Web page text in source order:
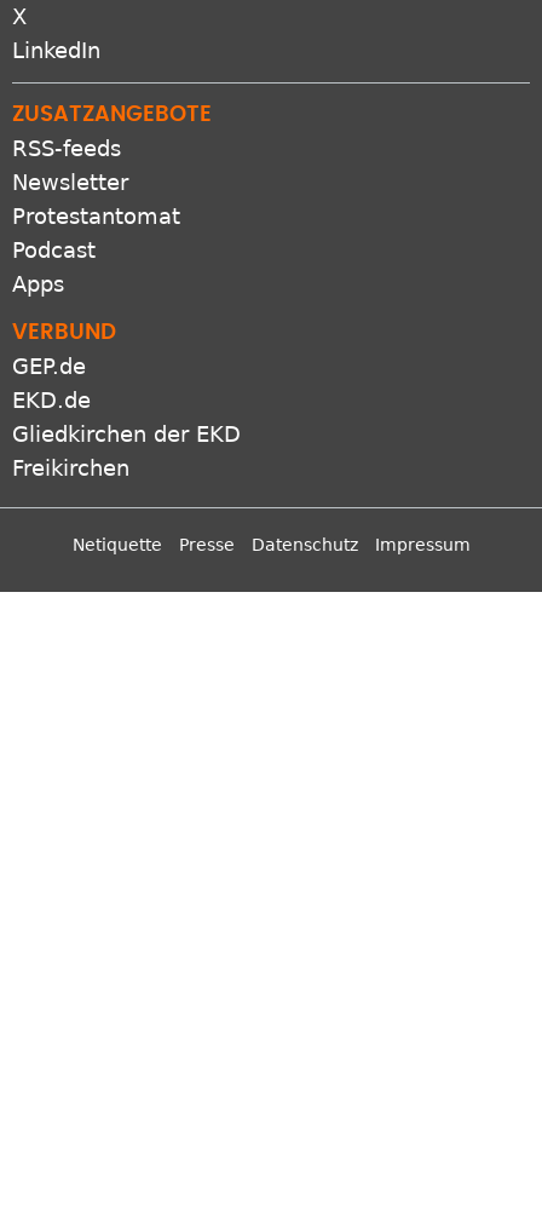
X
LinkedIn
ZUSATZANGEBOTE
RSS-feeds
Newsletter
Protestantomat
Podcast
Apps
VERBUND
GEP.de
EKD.de
Gliedkirchen der EKD
Freikirchen
Netiquette Presse Datenschutz Impressum